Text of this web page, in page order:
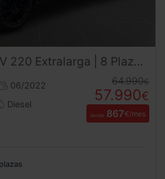
V 220 Extralarga | 8 Plazas Premium | 4x4 | DESDE 867 €/mes
06/2022
Diesel
64.990€
57.990€
desde 867€/mes